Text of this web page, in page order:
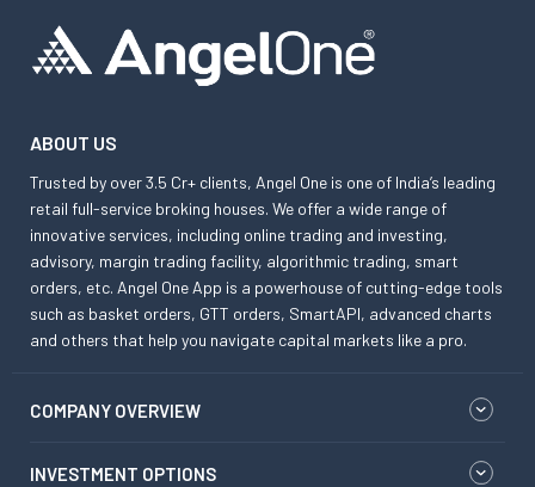
ABOUT US
Trusted by over 3.5 Cr+ clients, Angel One is one of India’s leading
retail full-service broking houses. We offer a wide range of
innovative services, including online trading and investing,
advisory, margin trading facility, algorithmic trading, smart
orders, etc. Angel One App is a powerhouse of cutting-edge tools
such as basket orders, GTT orders, SmartAPI, advanced charts
and others that help you navigate capital markets like a pro.
COMPANY OVERVIEW
INVESTMENT OPTIONS